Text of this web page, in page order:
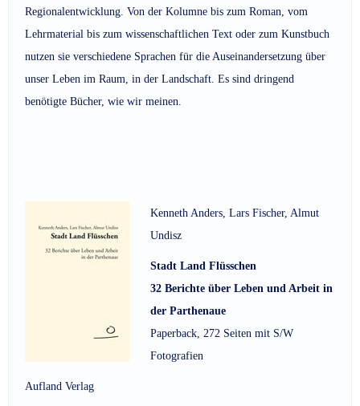
Regionalentwicklung. Von der Kolumne bis zum Roman, vom
Lehrmaterial bis zum wissenschaftlichen Text oder zum Kunstbuch
nutzen sie verschiedene Sprachen für die Auseinandersetzung über
unser Leben im Raum, in der Landschaft. Es sind dringend
benötigte Bücher, wie wir meinen.
Kenneth Anders, Lars Fischer, Almut
Undisz
Stadt Land Flüsschen
32 Berichte über Leben und Arbeit in
der Parthenaue
Paperback, 272 Seiten mit S/W
Fotografien
Aufland Verlag